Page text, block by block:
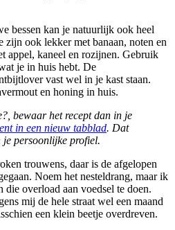
bessen kan je natuurlijk ook heel
zijn ook lekker met banaan, noten en
appel, kaneel en rozijnen. Gebruik
je in huis hebt. De
vast wel in je kast staan.
en honing in huis.
bewaar het recept dan in je
in een nieuw tabblad. Dat
persoonlijke profiel.
trouwens, daar is de afgelopen
Noem het nesteldrang, maar ik
overload aan voedsel te doen.
mij de hele straat wel een maand
een klein beetje overdreven.